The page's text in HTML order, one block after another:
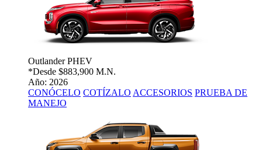
Outlander PHEV
*Desde $883,900 M.N.
Año: 2026
CONÓCELO COTÍZALO ACCESORIOS PRUEBA DE
MANEJO